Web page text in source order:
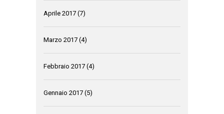
Aprile 2017 (7)
Marzo 2017 (4)
Febbraio 2017 (4)
Gennaio 2017 (5)